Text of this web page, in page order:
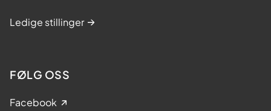
Ledige stillinger
FØLG OSS
Facebook